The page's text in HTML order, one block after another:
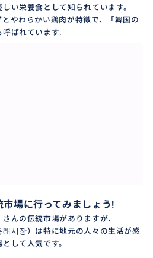
しい栄養食として知られています。
やわらかい鶏肉が特徴で、「韓国の
呼ばれています.
市場に行ってみましょう!
んの伝統市場がありますが、
래시장）は特に地元の人々の生活が感
して人気です。